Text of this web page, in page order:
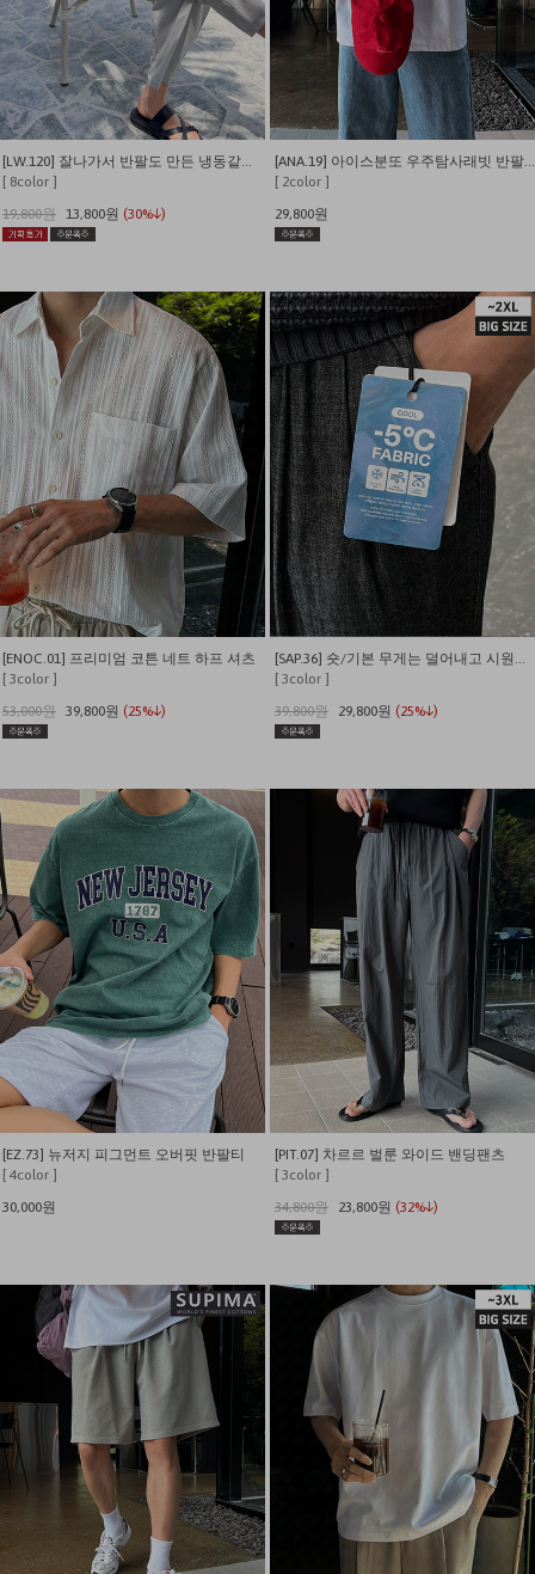
[LW.120] 잘나가서 반팔도 만든 냉동같은 시원함 쫀쫀와플 반팔 티셔츠
[ 8color ]
19,800원 13,800원 (30%↓)
[ANA.19] 아이스분또 우주탐사래빗 반팔티 (짱귀여움)
[ 2color ]
29,800원
[ENOC.01] 프리미엄 코튼 네트 하프 셔츠
[ 3color ]
53,000원 39,800원 (25%↓)
[ 3color ]
39,800원
29,800원 (25%↓)
[EZ.73] 뉴저지 피그먼트 오버핏 반팔티
[ 4color ]
30,000원
[PIT.07] 차르르 벌룬 와이드 밴딩팬츠
[ 3color ]
34,800원
23,800원 (32%↓)